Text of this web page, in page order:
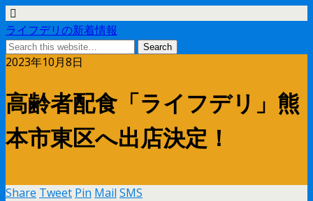
ライフデリの新着情報
2023年10月8日
高齢者配食「ライフデリ」熊
本市東区へ出店決定！
Share Tweet Pin Mail SMS